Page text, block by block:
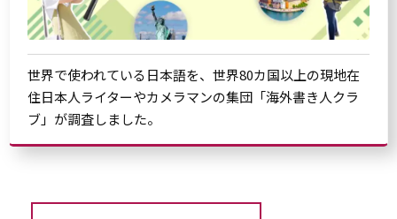
世界で使われている日本語を、世界80カ国以上の現地在
住日本人ライターやカメラマンの集団「海外書き人クラ
ブ」が調査しました。